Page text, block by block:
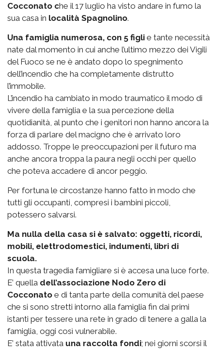
Cocconato che il 17 luglio ha visto andare in fumo la
sua casa in località Spagnolino.
Una famiglia numerosa, con 5 figli e tante necessità
nate dal momento in cui anche l’ultimo mezzo dei Vigili
del Fuoco se ne è andato dopo lo spegnimento
dell’incendio che ha completamente distrutto
l’immobile.
L’incendio ha cambiato in modo traumatico il modo di
vivere della famiglia e la sua percezione della
quotidianità, al punto che i genitori non hanno ancora la
forza di parlare del macigno che è arrivato loro
addosso. Troppe le preoccupazioni per il futuro ma
anche ancora troppa la paura negli occhi per quello
che poteva accadere di ancor peggio.
Per fortuna le circostanze hanno fatto in modo che
tutti gli occupanti, compresi i bambini piccoli,
potessero salvarsi.
Ma nulla della casa si è salvato: oggetti, ricordi,
mobili, elettrodomestici, indumenti, libri di
scuola.
In questa tragedia famigliare si è accesa una luce forte.
E’ quella dell’associazione Nodo Zero di
Cocconato e di tanta parte della comunità del paese
che si sono stretti intorno alla famiglia fin dai primi
istanti per tessere una rete in grado di tenere a galla la
famiglia, oggi così vulnerabile.
E’ stata attivata una raccolta fondi; nei giorni scorsi il